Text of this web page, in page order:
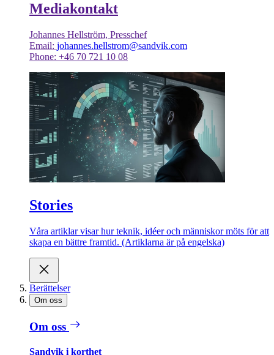
Mediakontakt
Johannes Hellström, Presschef
Email: johannes.hellstrom@sandvik.com
Phone: +46 70 721 10 08
Stories
Våra artiklar visar hur teknik, idéer och människor möts för att
skapa en bättre framtid. (Artiklarna är på engelska)
Berättelser
Om oss
Om oss
Sandvik i korthet